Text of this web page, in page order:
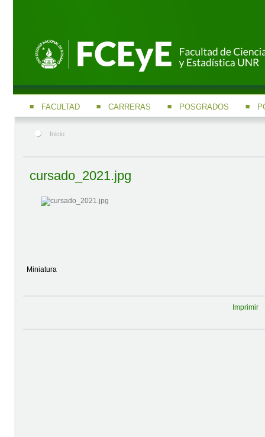
FACULTAD CARRERAS POSGRADOS
Inicio
cursado_2021.jpg
Miniatura
Imprimir